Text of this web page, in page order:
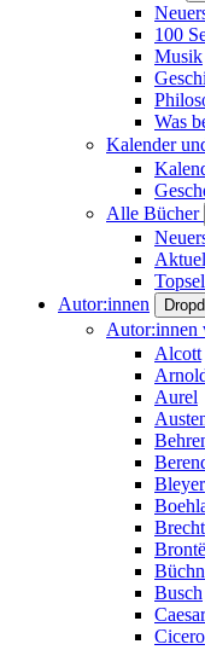
100
Musik
Was
Kalender
Alle Bücher
Autor:innen
Autor:innen
Alcott
Aurel
Bleyer
Brecht
Brontë
Busch
Caesar
Cicero